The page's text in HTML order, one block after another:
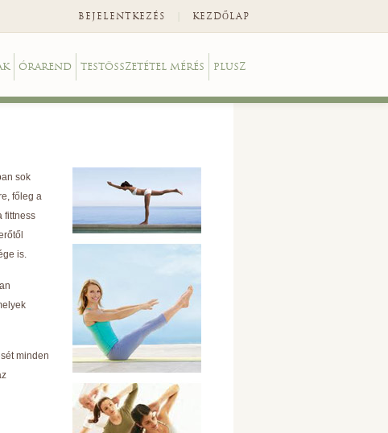
BEJELENTKEZÉS KEZDŐLAP
ÓRAREND TESTÖSSZETÉTEL MÉRÉS PLUSZ
sok
főleg a
fittness
is.
minden